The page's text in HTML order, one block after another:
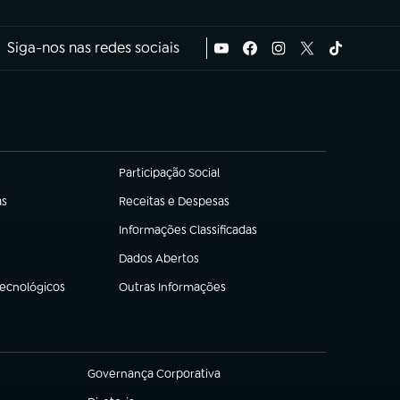
Siga-nos nas redes sociais
Participação Social
(abre em nova aba)
Receitas e Despesas
(abre em nova aba)
Informações Classificadas
(abre em nova aba)
Dados Abertos
(abre em nova aba)
Outras Informações
(abre em nova aba)
Governança Corporativa
(abre em nova aba)